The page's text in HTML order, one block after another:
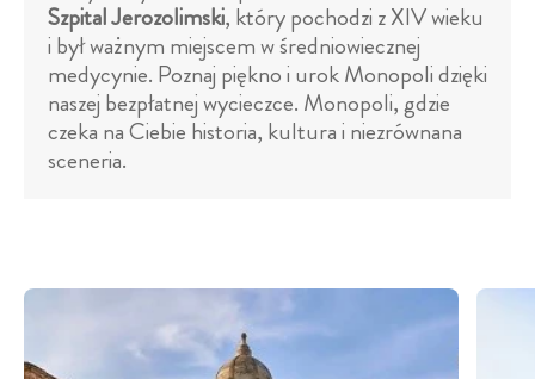
Szpital Jerozolimski, który pochodzi z XIV wieku
i był ważnym miejscem w średniowiecznej
medycynie. Poznaj piękno i urok Monopoli dzięki
naszej bezpłatnej wycieczce. Monopoli, gdzie
czeka na Ciebie historia, kultura i niezrównana
sceneria.